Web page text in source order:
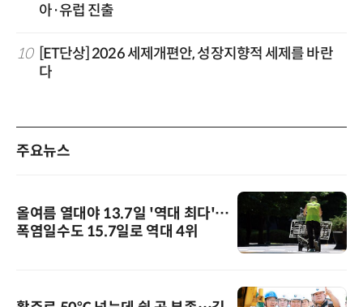
아·유럽 진출
10
[ET단상] 2026 세제개편안, 성장지향적 세제를 바란
다
주요뉴스
올여름 열대야 13.7일 '역대 최다'…
폭염일수도 15.7일로 역대 4위